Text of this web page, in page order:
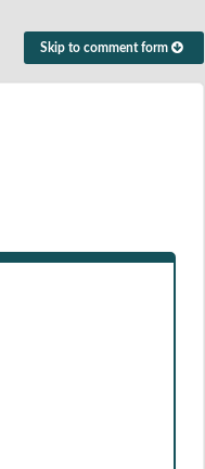
Skip to comment form